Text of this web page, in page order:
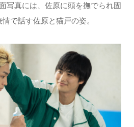
写真には、佐原に頭を撫でられ固
で話す佐原と猫戸の姿。